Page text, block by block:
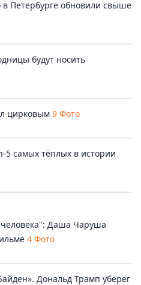
в Петербурге обновили свыше
будут носить
цирковым 9 Фото
самых тёплых в истории
человека": Даша Чаруша
4 Фото
Дональд Трамп уберег